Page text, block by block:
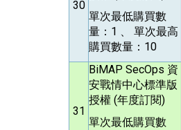
30
單次最低購買數
量：1 、 單次最高
購買數量：10
31
BiMAP SecOps 資
安戰情中心標準版
授權 (年度訂閱)
單次最低購買數